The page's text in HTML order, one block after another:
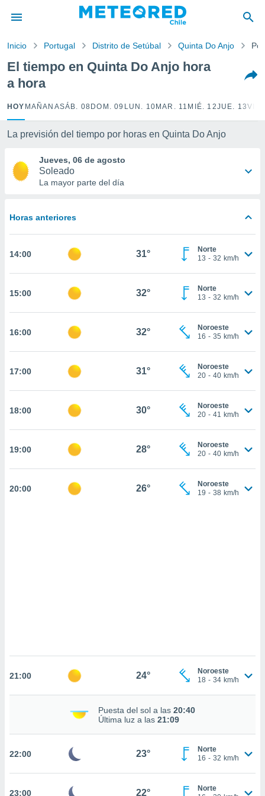
por
para
la
calidad.
a este
las
y
forma
basada
permite
coste.
botón
a la
todas
ya sean
nos
en
perfil
y
de
En
CONTINUAR
Inicio Portugal Distrito de Setúbal Quinta Do Anjo
El tiempo en Quinta Do Anjo hora
a hora
HOY MAÑANASÁB. 08 DOM. 09 LUN. 10 MAR. 11 MIÉ. 12JUE. 13VIE.
La previsión del tiempo por horas en Quinta Do Anjo
Jueves, 06 de agosto
Soleado
La mayor parte del día
Horas anteriores
14:00 31°
Norte
13 - 32 km/h
15:00 32°
Norte
13 - 32 km/h
16:00 32°
Noroeste
16 - 35 km/h
17:00 31°
Noroeste
20 - 40 km/h
18:00 30°
Noroeste
20 - 41 km/h
19:00 28°
Noroeste
20 - 40 km/h
20:00 26°
Noroeste
19 - 38 km/h
21:00 24°
Noroeste
18 - 34 km/h
Puesta del sol a las 20:40
Última luz a las 21:09
22:00 23°
Norte
16 - 32 km/h
23:00 22°
Norte